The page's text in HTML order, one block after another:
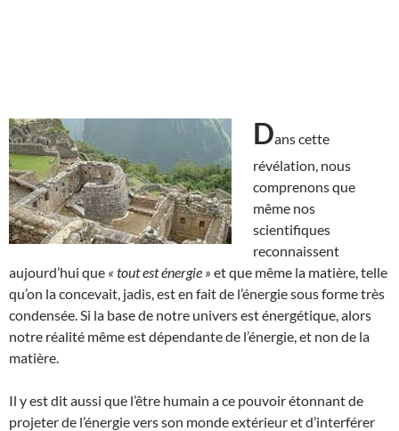
Dans cette
révélation, nous
comprenons que
même nos
scientifiques
reconnaissent
aujourd’hui que « tout est énergie » et que même la matière, telle
qu’on la concevait, jadis, est en fait de l’énergie sous forme très
condensée. Si la base de notre univers est énergétique, alors
notre réalité même est dépendante de l’énergie, et non de la
matière.
Il y est dit aussi que l’être humain a ce pouvoir étonnant de
projeter de l’énergie vers son monde extérieur et d’interférer